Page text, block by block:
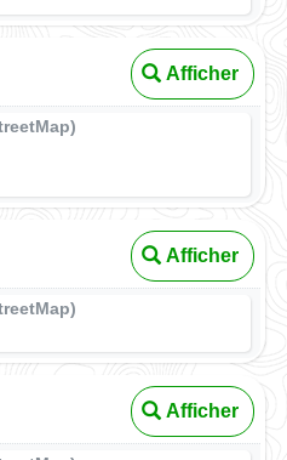
Afficher
Afficher
Afficher